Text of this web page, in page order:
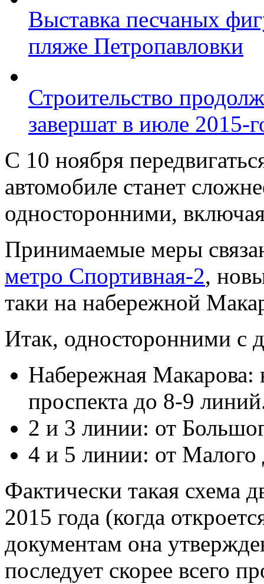
Выставка песчаных
пляже Петропавловки
Строительство
завершат в июле 2015-
С 10 ноября
автомобиле станет
односторонними,
Принимаемые меры
метро Спортивная-2,
таки на набережной
Итак, односторонними с
Набережная Макарова:
проспекта до 8-9
2 и 3 линии: от
4 и 5 линии: от Малого
Фактически такая схема
2015 года (когда
документам она
последует скорее всего